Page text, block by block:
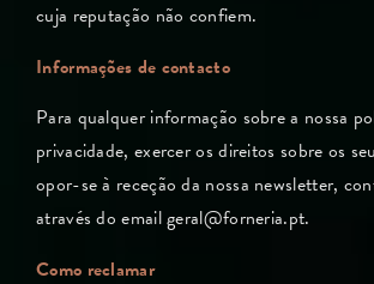
cuja reputação não confiem.
Informações de contacto
Para qualquer informação sobre a nossa
privacidade, exercer os direitos sobre os
opor-se à receção da nossa newsletter,
através do email geral@forneria.pt.
Como reclamar